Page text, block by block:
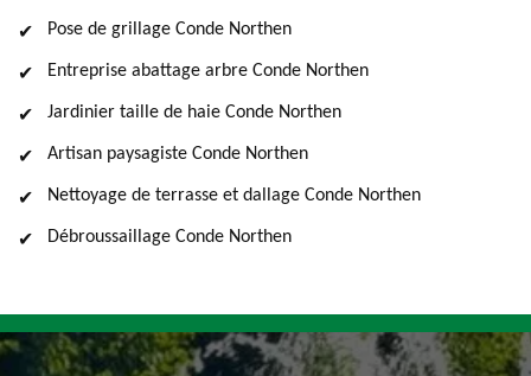
Pose de grillage Conde Northen
Entreprise abattage arbre Conde Northen
Jardinier taille de haie Conde Northen
Artisan paysagiste Conde Northen
Nettoyage de terrasse et dallage Conde Northen
Débroussaillage Conde Northen